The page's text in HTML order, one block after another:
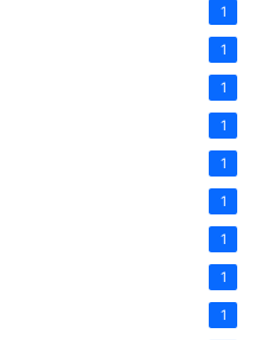
1
1
1
1
1
1
1
1
1